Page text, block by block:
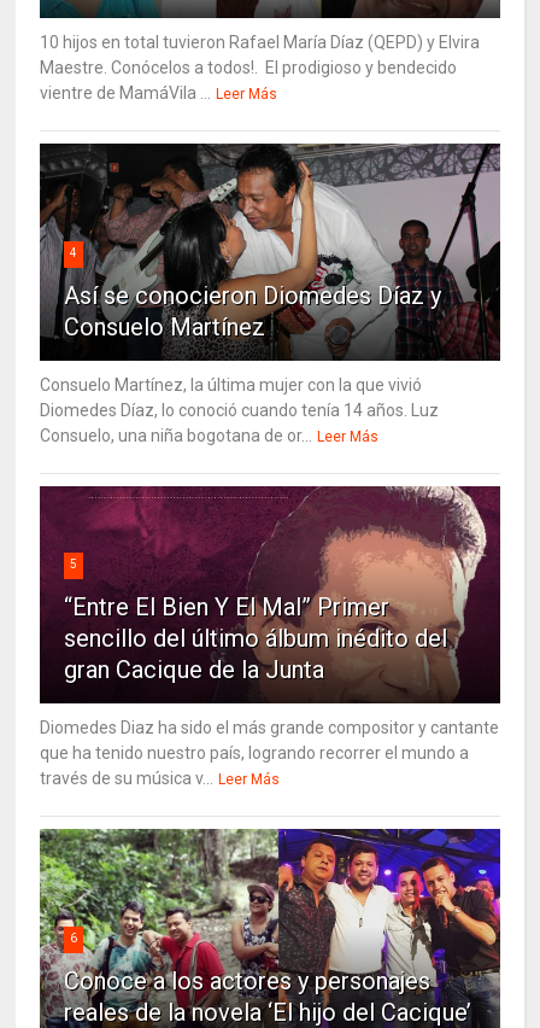
10 hijos en total tuvieron Rafael María Díaz (QEPD) y Elvira
Maestre. Conócelos a todos!. El prodigioso y bendecido
vientre de MamáVila ...
Leer Más
4
Así se conocieron Diomedes Díaz y
Consuelo Martínez
Consuelo Martínez, la última mujer con la que vivió
Diomedes Díaz, lo conoció cuando tenía 14 años. Luz
Consuelo, una niña bogotana de or...
Leer Más
5
“Entre El Bien Y El Mal” Primer
sencillo del último álbum inédito del
gran Cacique de la Junta
Diomedes Diaz ha sido el más grande compositor y cantante
que ha tenido nuestro país, logrando recorrer el mundo a
través de su música v...
Leer Más
6
Conoce a los actores y personajes
reales de la novela ‘El hijo del Cacique’